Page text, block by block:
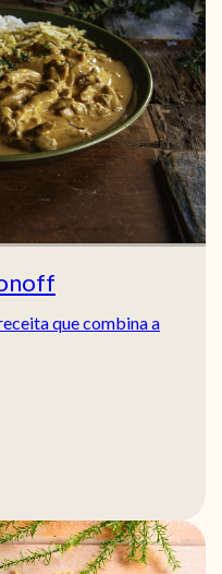
que combina a